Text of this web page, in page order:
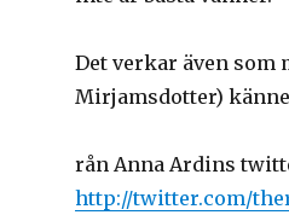
Det verkar även som
Mirjamsdotter)
rån Anna Ardins
http://twitter.com/